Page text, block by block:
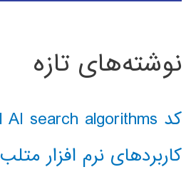
نوشته‌های تازه
کد classical AI search algorithms
کاربردهای نرم افزار متلب